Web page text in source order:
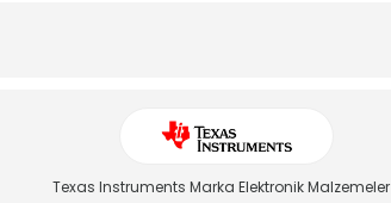
Texas Instruments Marka Elektronik Malzemeler